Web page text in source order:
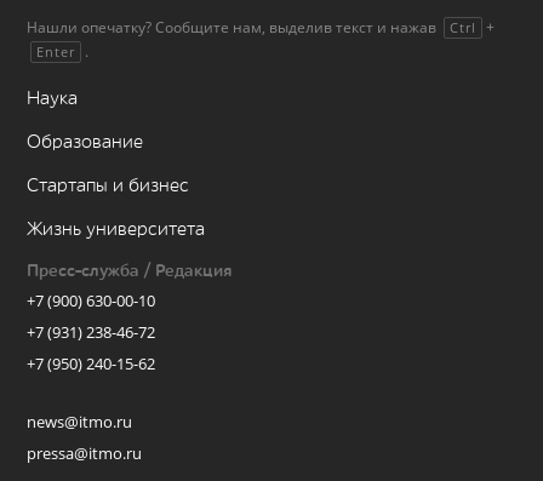
Нашли опечатку? Сообщите нам, выделив текст и нажав Ctrl +
Enter .
Наука
Образование
Стартапы и бизнес
Жизнь университета
Пресс-служба / Редакция
+7 (900) 630-00-10
+7 (931) 238-46-72
+7 (950) 240-15-62
news@itmo.ru
pressa@itmo.ru